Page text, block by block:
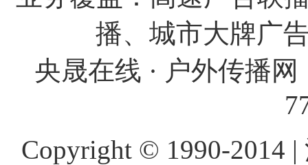
播、城市大牌广
央晟在线 · 户外传播
Copyright © 1990-2014